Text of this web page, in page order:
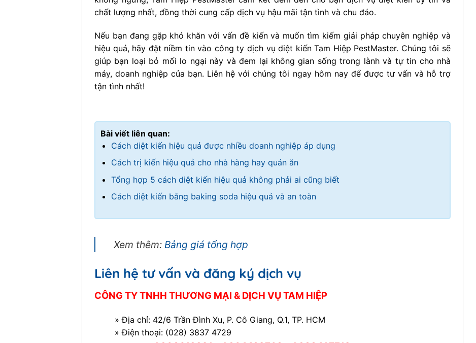
chất lượng nhất, đồng thời cung cấp dịch vụ hậu mãi tận tình và chu đáo.
Nếu bạn đang gặp khó khăn với vấn đề kiến và muốn tìm kiếm giải pháp chuyên nghiệp và
hiệu quả, hãy đặt niềm tin vào công ty dịch vụ diệt kiến Tam Hiệp PestMaster. Chúng tôi sẽ
giúp bạn loại bỏ mối lo ngại này và đem lại không gian sống trong lành và tự tin cho nhà
máy, doanh nghiệp của bạn. Liên hệ với chúng tôi ngay hôm nay để được tư vấn và hỗ trợ
tận tình nhất!
Bài viết liên quan:
Cách diệt kiến hiệu quả được nhiều doanh nghiệp áp dụng
Cách trị kiến hiệu quả cho nhà hàng hay quán ăn
Tổng hợp 5 cách diệt kiến hiệu quả không phải ai cũng biết
Cách diệt kiến bằng baking soda hiệu quả và an toàn
Xem thêm: Bảng giá tổng hợp
Liên hệ tư vấn và đăng ký dịch vụ
CÔNG TY TNHH THƯƠNG MẠI & DỊCH VỤ TAM HIỆP
» Địa chỉ: 42/6 Trần Đình Xu, P. Cô Giang, Q.1, TP. HCM
» Điện thoại: (028) 3837 4729